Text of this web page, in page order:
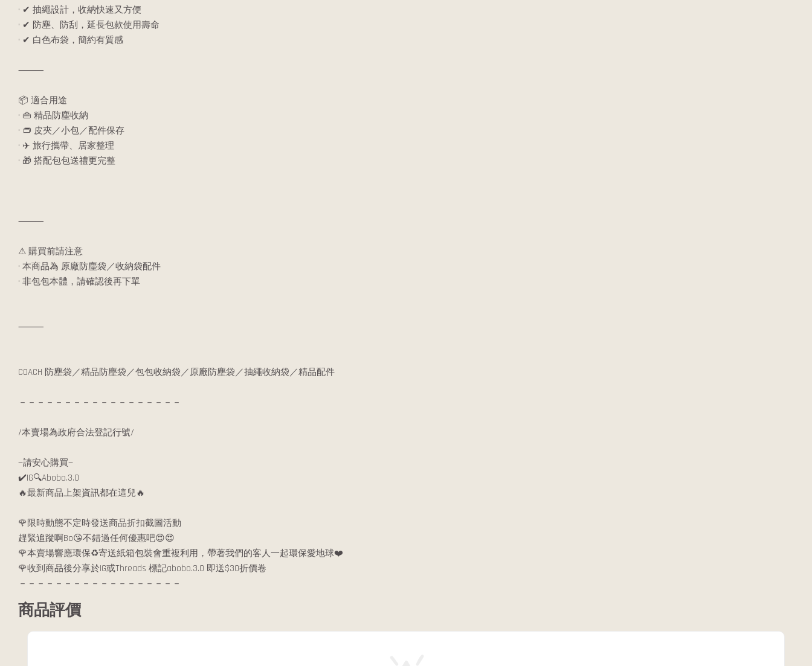
• ✔ 抽繩設計，收納快速又方便
• ✔ 防塵、防刮，延長包款使用壽命
• ✔ 白色布袋，簡約有質感
⸻
📦 適合用途
• 👜 精品防塵收納
• 👝 皮夾／小包／配件保存
• ✈️ 旅行攜帶、居家整理
• 🎁 搭配包包送禮更完整
⸻
⚠ 購買前請注意
• 本商品為 原廠防塵袋／收納袋配件
• 非包包本體，請確認後再下單
⸻
COACH 防塵袋／精品防塵袋／包包收納袋／原廠防塵袋／抽繩收納袋／精品配件
－－－－－－－－－－－－－－－－－－
/本賣場為政府合法登記行號/
—請安心購買—
✔️IG🔍Abobo.3.0
🔥最新商品上架資訊都在這兒🔥
🌹限時動態不定時發送商品折扣截圖活動
趕緊追蹤啊Bo😘不錯過任何優惠吧😍😍
🌹本賣場響應環保♻️寄送紙箱包裝會重複利用，帶著我們的客人一起環保愛地球❤️
🌹收到商品後分享於IG或Threads 標記abobo.3.0 即送$30折價卷
－－－－－－－－－－－－－－－－－－
商品評價